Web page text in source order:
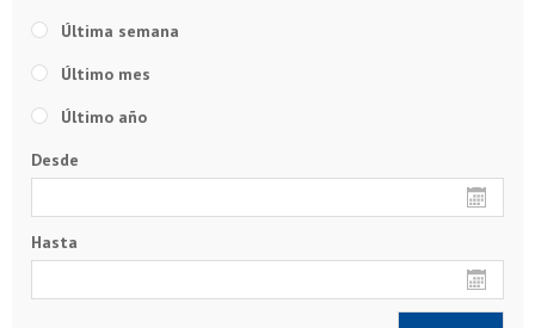
Última semana
Último mes
Último año
Desde
Hasta